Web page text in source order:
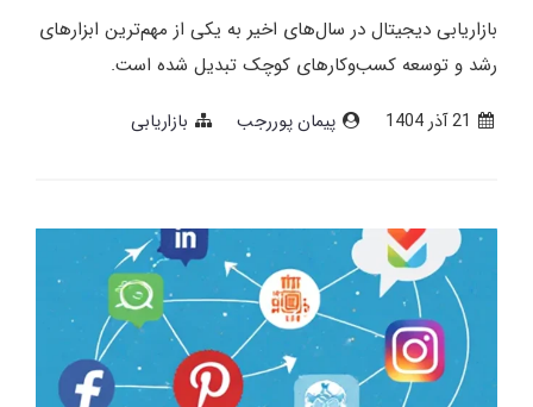
بازاریابی دیجیتال در سال‌های اخیر به یکی از مهم‌ترین ابزارهای
رشد و توسعه کسب‌وکارهای کوچک تبدیل شده است.
21 آذر 1404 پیمان پوررجب بازاریابی